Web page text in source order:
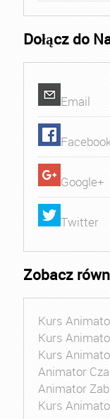
Dołącz do
Email
Google+
Twitter
Zobacz
Kurs
Kurs
Kurs
Animator
Animator
Kurs